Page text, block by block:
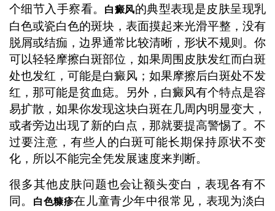
个细节入手察看。
白癜风的典型表现是皮肤呈现乳
白色或瓷白色的斑块，表面摸起来光滑平整，没有
脱屑或结痂，边界通常比较清晰，形状不规则。你
可以轻轻摩擦白斑部位，如果周围皮肤发红而白斑
处也发红，可能是白癜风；如果摩擦后白斑处不发
红，那可能是贫血痣。另外，白癜风有个特点是容
易扩散，如果你发现这块白斑在几周内明显变大，
或者旁边出现了新的白点，那就要提高警惕了。不
过要注意，有些人的白斑可能长期保持原状不变
化，所以不能完全凭发展速度来判断。
很多其他皮肤问题也会让额头变白，表现各有不
同。
白色糠疹在儿童青少年中很常见，表现为淡白